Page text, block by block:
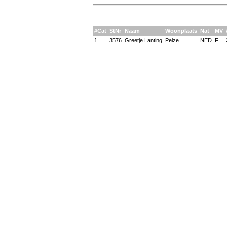
#Cat StNr Naam Woonplaats Nat MV
1
3576 Greetje Lanting Peize NED F